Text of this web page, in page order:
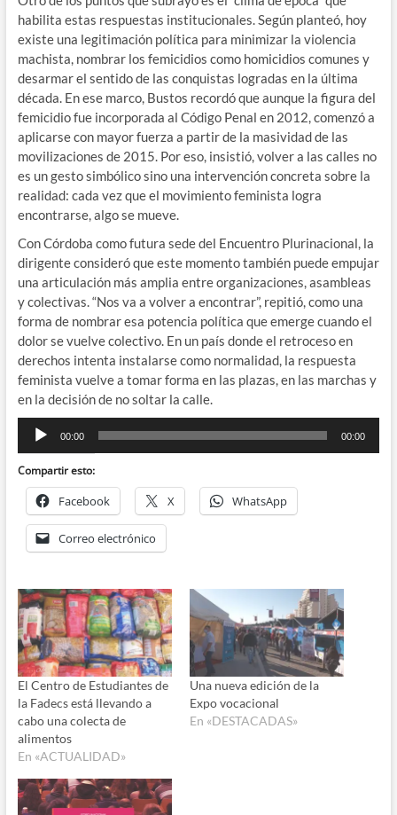
habilita estas respuestas institucionales. Según planteó, hoy
existe una legitimación política para minimizar la violencia
machista, nombrar los femicidios como homicidios comunes y
desarmar el sentido de las conquistas logradas en la última
década. En ese marco, Bustos recordó que aunque la figura del
femicidio fue incorporada al Código Penal en 2012, comenzó a
aplicarse con mayor fuerza a partir de la masividad de las
movilizaciones de 2015. Por eso, insistió, volver a las calles no
es un gesto simbólico sino una intervención concreta sobre la
realidad: cada vez que el movimiento feminista logra
encontrarse, algo se mueve.
Con Córdoba como futura sede del Encuentro Plurinacional, la
dirigente consideró que este momento también puede empujar
una articulación más amplia entre organizaciones, asambleas
y colectivas. “Nos va a volver a encontrar”, repitió, como una
forma de nombrar esa potencia política que emerge cuando el
dolor se vuelve colectivo. En un país donde el retroceso en
derechos intenta instalarse como normalidad, la respuesta
feminista vuelve a tomar forma en las plazas, en las marchas y
en la decisión de no soltar la calle.
Reproductor
audio
00:00 00:00
Compartir esto:
Facebook X WhatsApp
Correo electrónico
El Centro de Estudiantes de
la Fadecs está llevando a
cabo una colecta de
alimentos
En «ACTUALIDAD»
Una nueva edición de la
Expo vocacional
En «DESTACADAS»